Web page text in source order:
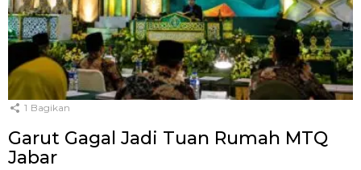
1 Bagikan
Garut Gagal Jadi Tuan Rumah MTQ
Jabar